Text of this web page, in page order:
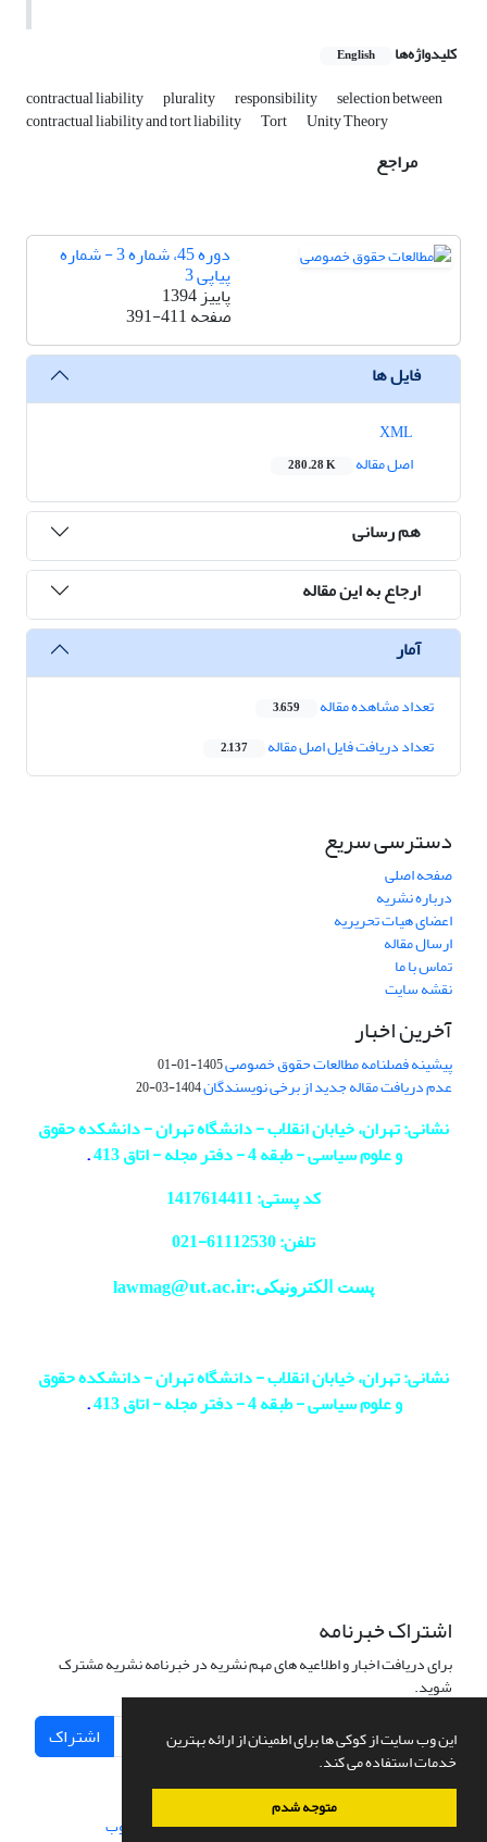
این وب سایت از کوکی ها برای اطمینان از ارائه بهترین
خدمات استفاده می کند.
متوجه شدم
کلیدواژه‌ها English
contractual liability plurality responsibility selection between
contractual liability and tort liability Tort Unity Theory
مراجع
دوره 45، شماره 3 - شماره
پیاپی 3
پاییز 1394
صفحه391-411
فایل ها
اصل مقاله
280.28 K
هم رسانی
ارجاع به این مقاله
آمار
تعداد مشاهده مقاله 3,659
تعداد دریافت فایل اصل مقاله 2,137
دسترسی سریع
صفحه اصلی
درباره نشریه
اعضای هیات تحریریه
ارسال مقاله
تماس با ما
نقشه سایت
آخرین اخبار
پیشینه فصلنامه مطالعات حقوق خصوصی1405-01-01
عدم دریافت مقاله جدید از برخی نویسندگان1404-03-20
نشانی: تهران، خیابان انقلاب - دانشگاه تهران - دانشکده حقوق
و علوم سیاسی - طبقه 4 - دفتر مجله - اتاق 413
.
کد پستی: 1417614411
تلفن: 61112530-
021
پست الکترونیکی:lawmag@ut.ac.ir
نشانی: تهران، خیابان انقلاب - دانشگاه تهران - دانشکده حقوق
و علوم سیاسی - طبقه 4 - دفتر مجله - اتاق 413
.
اشتراک خبرنامه
برای دریافت اخبار و اطلاعیه های مهم نشریه در خبرنامه نشریه مشترک
شوید.
اشتراک
سامانه مدیریت نشریات علمی.طراحی و پیاده سازی از سیناوب